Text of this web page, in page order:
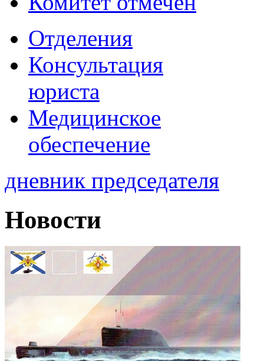
Отделения
Консультация
юриста
Медицинское
обеспечение
дневник председателя
Новости